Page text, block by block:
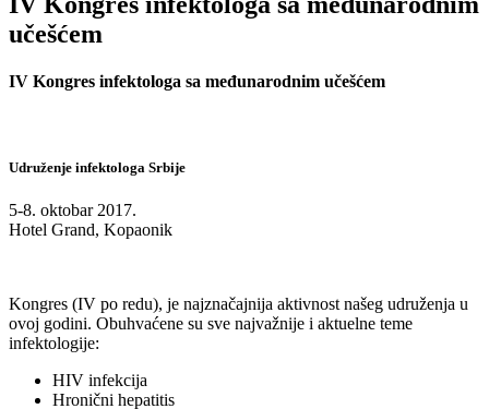
učešćem
IV Kongres infektologa sa međunarodnim učešćem
Udruženje infektologa Srbije
5-8. oktobar 2017.
Hotel Grand, Kopaonik
Kongres (IV po redu), je najznačajnija aktivnost našeg udruženja u
ovoj godini. Obuhvaćene su sve najvažnije i aktuelne teme
infektologije:
HIV infekcija
Hronični hepatitis